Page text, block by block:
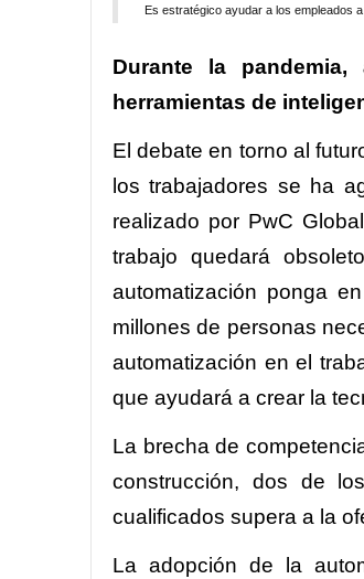
Es estratégico ayudar a los empleados
Durante la
herramientas de
El debate en torno al
los trabajadores se ha
realizado por PwC
trabajo quedará
automatización ponga
millones de personas
automatización en el
que ayudará a crear la
La brecha de
construcción, dos de
cualificados supera a la
La adopción de la